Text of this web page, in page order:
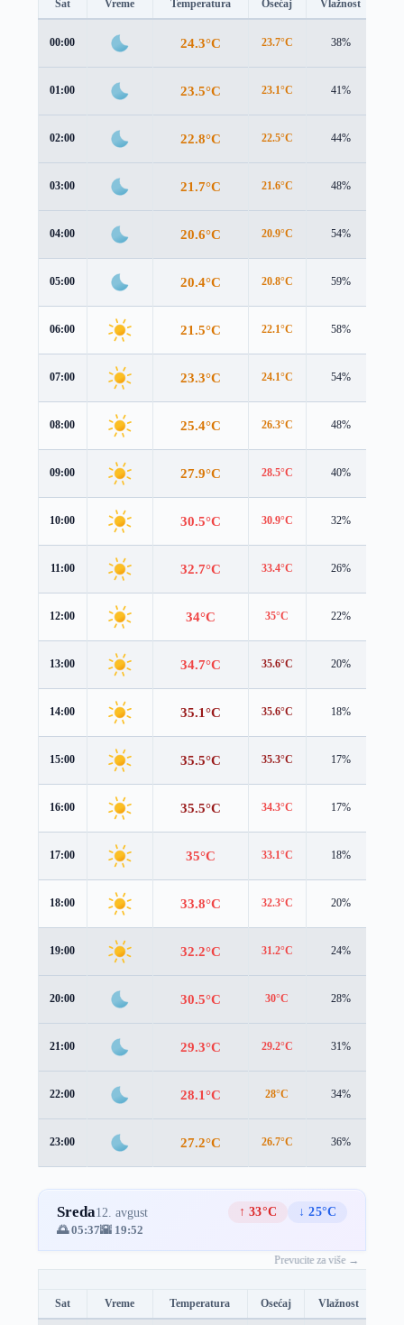
Sat Vreme Temperatura Osećaj Vlažnost
00:00 24.3°C 23.7°C 38%
01:00 23.5°C 23.1°C 41%
02:00 22.8°C 22.5°C 44%
03:00 21.7°C 21.6°C 48%
04:00 20.6°C 20.9°C 54%
05:00 20.4°C 20.8°C 59%
06:00 21.5°C 22.1°C 58%
07:00 23.3°C 24.1°C 54%
08:00 25.4°C 26.3°C 48%
09:00 27.9°C 28.5°C 40%
10:00 30.5°C 30.9°C 32%
11:00 32.7°C 33.4°C 26%
12:00 34°C 35°C 22%
13:00 34.7°C 35.6°C 20%
14:00 35.1°C 35.6°C 18%
15:00 35.5°C 35.3°C 17%
16:00 35.5°C 34.3°C 17%
17:00 35°C 33.1°C 18%
18:00 33.8°C 32.3°C 20%
19:00 32.2°C 31.2°C 24%
20:00 30.5°C 30°C 28%
21:00 29.3°C 29.2°C 31%
22:00 28.1°C 28°C 34%
23:00 27.2°C 26.7°C 36%
Sreda12. avgust ↑ 33°C
↓ 25°C
🌅 05:37🌇 19:52
Prevucite za više →
Sat Vreme Temperatura Osećaj Vlažnost